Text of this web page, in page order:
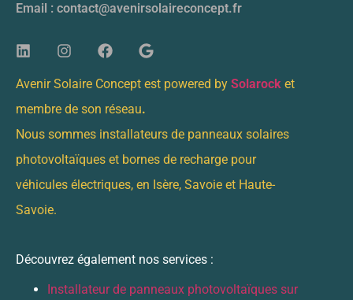
Email : contact@avenirsolaireconcept.fr
Avenir Solaire Concept est powered by Solarock et
membre de son réseau.
Nous sommes installateurs de panneaux solaires
photovoltaïques et bornes de recharge pour
véhicules électriques, en Isère, Savoie et Haute-
Savoie.
Découvrez également nos services :
Installateur de panneaux photovoltaïques sur